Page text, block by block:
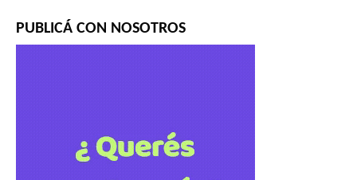
PUBLICÁ CON NOSOTROS